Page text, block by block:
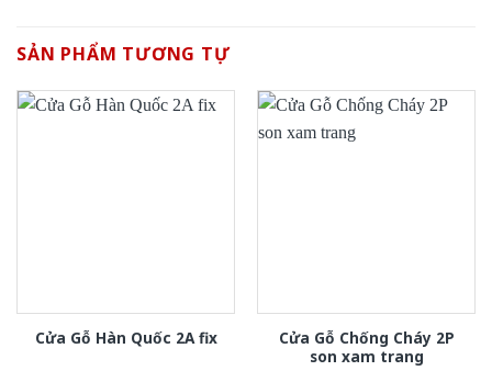
SẢN PHẨM TƯƠNG TỰ
Cửa Gỗ Hàn Quốc 2A fix
Cửa Gỗ Chống Cháy 2P
son xam trang